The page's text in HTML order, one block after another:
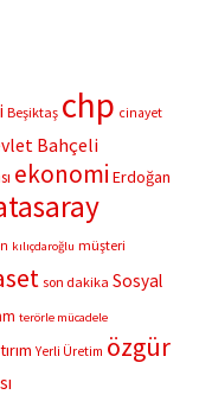
Beşiktaş chp cinayet
Bahçeli
ekonomi Erdoğan
kılıçdaroğlu müşteri
son dakika Sosyal
terörle mücadele
Yerli Üretim özgür